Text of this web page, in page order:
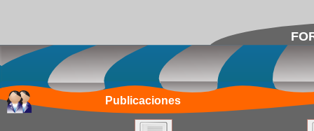
Publicaciones